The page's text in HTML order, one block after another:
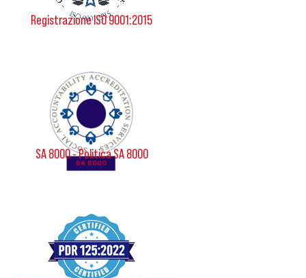
Registrazione ISO 9001:2015
SA 8000 - Politica SA 8000